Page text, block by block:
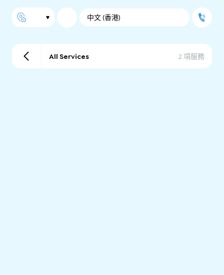
中文 (香港)
All Services 2 項服務